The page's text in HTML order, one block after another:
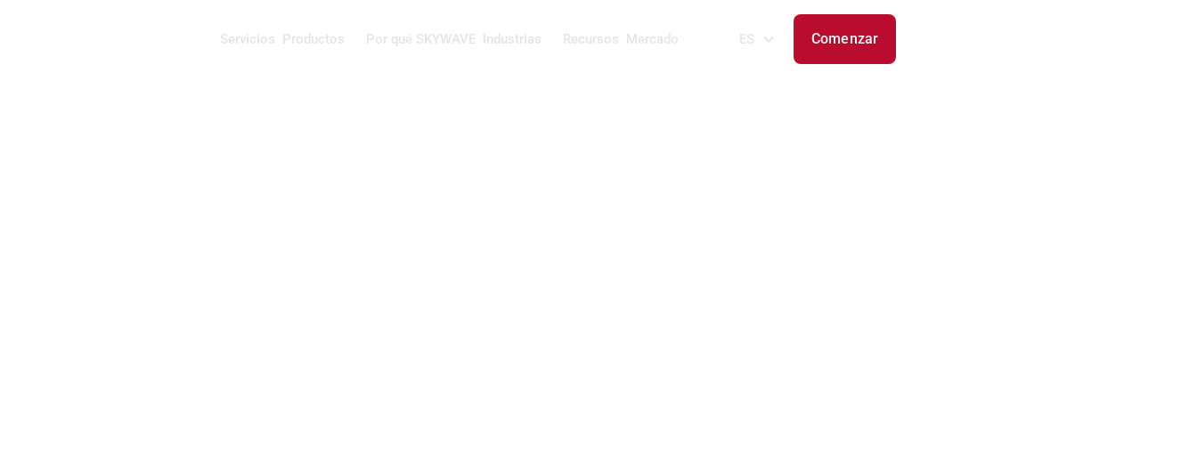
Servicios Productos Por qué SKYWAVE Industrias Recursos Mercado ES Comenzar